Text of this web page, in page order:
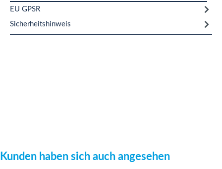
EU GPSR
Sicherheitshinweis
Produktgalerie überspringen
Kunden haben sich auch angesehen